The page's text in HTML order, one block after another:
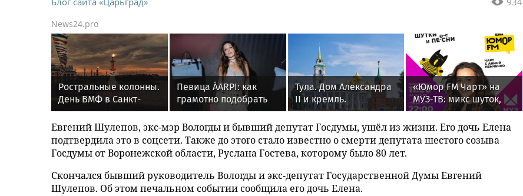
News24.pro
Ростральные колонны.
День ВМФ в Санкт-
Петербурге.
Певица ÁARPI: как
грамотно подобрать
гардероб для
выступлений
Тула. Дом Александра
II и кремль.
«Юмор FM Чарт» на
МУЗ‑ТВ: микс шуток,
песен и позитива
Евгений Шулепов, экс-мэр Вологды и бывший депутат Госдумы, ушёл из жизни. Его дочь Елена
подтвердила это в соцсети. Также до этого стало известно о смерти депутата шестого созыва
Госдумы от Воронежской области, Руслана Гостева, которому было 80 лет.
Скончался бывший руководитель Вологды и экс-депутат Государственной Думы Евгений
Шулепов. Об этом печальном событии сообщила его дочь Елена.